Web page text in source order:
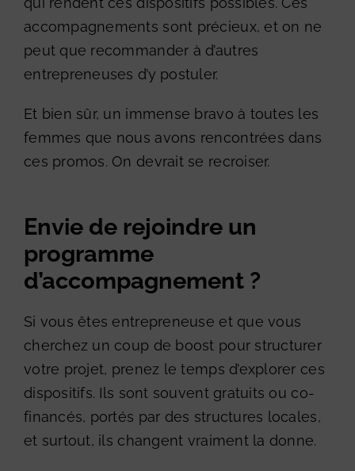
accompagnements sont précieux, et on ne
peut que recommander à d’autres
entrepreneuses d’y postuler.
Et bien sûr, un immense bravo à toutes les
femmes que nous avons rencontrées dans
ces promos. On devrait se recroiser.
Envie de rejoindre un
programme
d’accompagnement ?
Si vous êtes entrepreneuse et que vous
cherchez un coup de boost pour structurer
votre projet, prenez le temps d’explorer ces
dispositifs. Ils sont souvent gratuits ou co-
financés, portés par des structures locales,
et surtout, ils changent vraiment la donne.